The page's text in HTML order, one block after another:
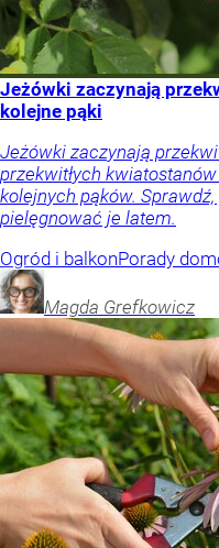
Jeżówki zaczynają
kolejne pąki
Jeżówki zaczynają
przekwitłych
kolejnych pąków.
pielęgnować je latem.
Ogród i balkonPorady
Magda Grefkowicz